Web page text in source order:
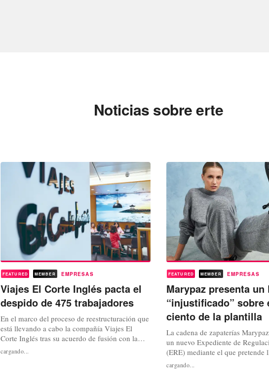
Noticias sobre erte
FEATURED MEMBER EMPRESAS
Viajes El Corte Inglés pacta el
despido de 475 trabajadores
En el marco del proceso de reestructuración que
está llevando a cabo la compañía Viajes El
Corte Inglés tras su acuerdo de fusión con la
agencia digital de viajes Logitravel, la dirección
de la filial de viajes de la compañía de grandes
cargando...
FEATURED MEMBER EMPRESAS
Marypaz presenta un
“injustificado” sobre
ciento de la plantilla
La cadena de zapaterías
un nuevo Expediente de
(ERE) mediante el que pretende
ajuste que afectaría a un 21 por
actual plantilla de trabajadores.
cargando...